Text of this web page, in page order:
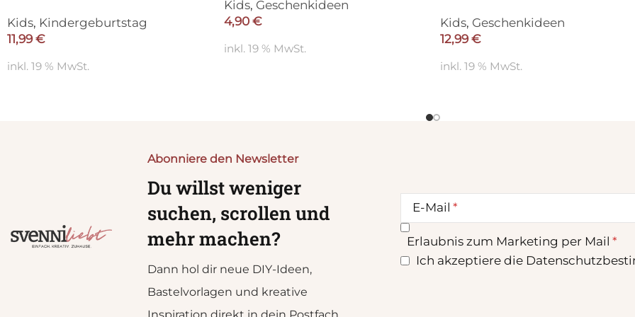
Kids, Kindergeburtstag
11,99€
inkl. 19 % MwSt.
Kids, Geschenkideen
4,90 €
inkl. 19 % MwSt.
Kids, Geschenkideen
12,99€
inkl. 19 % MwSt.
Abonniere den Newsletter
Du willst weniger
suchen, scrollen und
mehr machen?
Dann hol dir neue DIY-Ideen,
Bastelvorlagen und kreative
E-Mail
Erlaubnis zum Marketing per Mail
Ich akzeptiere die